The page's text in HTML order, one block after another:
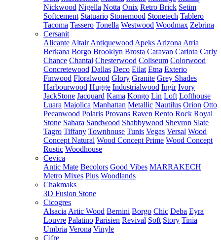
Nickwood Nigella Notta Onix Retro Brick Setim
Softcement Statuario Stonemood Stonetech Tablero
Tacoma Tassero Tonella Westwood Woodmax Zebrina
Cersanit
Alicante Altair Antiquewood Apeks Arizona Atria
Berkana Borgo Brooklyn Brosta Caravan Cariota Carly
Chance Chantal Chesterwood Coliseum Colorwood
Concretewood Dallas Deco Eilat Etna Exterio
Finwood Floralwood Glory Granite Grey Shades
Harbourwood Hugge Industrialwood Ingir Ivory
JackStone Jacquard Kama Kongo Lin Loft Lofthouse
Luara Majolica Manhattan Metallic Nautilus Orion Otto
Pecanwood Polaris Provans Raven Rento Rock Royal
Stone Sahara Sandwood Shabbywood Shevron Slate
Tagro Tiffany Townhouse Tunis Vegas Versal Wood
Concept Natural Wood Concept Prime Wood Concept
Rustic Woodhouse
Cevica
Antic Mate Becolors Good Vibes MARRAKECH
Metro Mixes Plus Woodlands
Chakmaks
3D Fusion Stone
Cicogres
Alsacia Artic Wood Bernini Borgo Chic Deba Eyra
Louvre Palatino Parisien Revival Soft Story Tinia
Umbria Verona Vinyle
Cifre